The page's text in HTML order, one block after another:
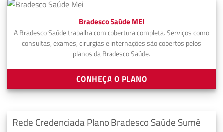
Bradesco Saúde MEI
A Bradesco Saúde trabalha com cobertura completa. Serviços como
consultas, exames, cirurgias e internações são cobertos pelos
planos da Bradesco Saúde.
CONHEÇA O PLANO
Rede Credenciada Plano Bradesco Saúde Sumé